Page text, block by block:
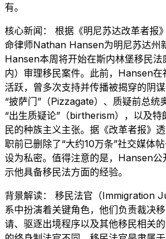
有。
核心新闻： 根据《明尼苏达改革者报
命律师Nathan Hansen为明尼苏达州
Hansen本周将开始在斯内林堡移民法
内）审理移民案件。此前，Hansen在
活跃，曾多次支持并传播被揭穿的阴
“披萨门”（Pizzagate）、质疑前总统
“出生质疑论”（birtherism），以及特
民的种族主义主张。据《改革者报》
职前已删除了“大约10万条”社交媒体
设为私密。值得注意的是，Hansen公
示他具备移民法方面的经验。
背景解读： 移民法官（Immigration
系中扮演着关键角色，他们负责裁决
请、驱逐出境程序以及其他移民相关